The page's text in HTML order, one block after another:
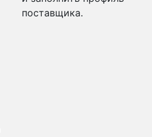
поставщика.